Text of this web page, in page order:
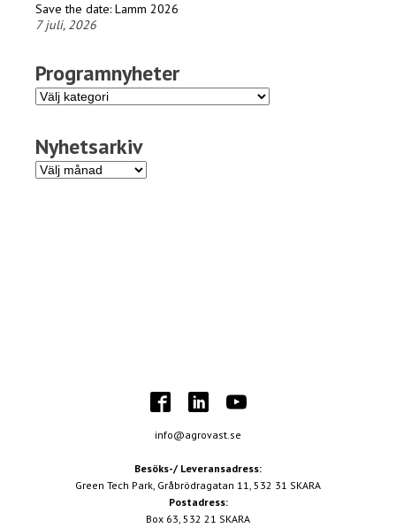
Save the date: Lamm 2026
7 juli, 2026
Programnyheter
Programnyheter
Nyhetsarkiv
Nyhetsarkiv
info@agrovast.se
Besöks-/ Leveransadress:
Green Tech Park, Gråbrödragatan 11, 532 31 SKARA
Postadress:
Box 63, 532 21 SKARA